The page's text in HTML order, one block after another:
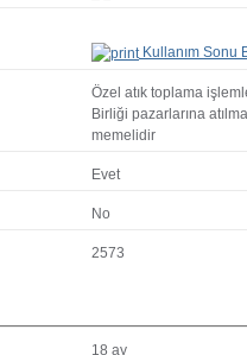
Kullanım Sonu
Özel atık toplama
Birliği pazarlarına
memelidir
Evet
No
2573
18 ay